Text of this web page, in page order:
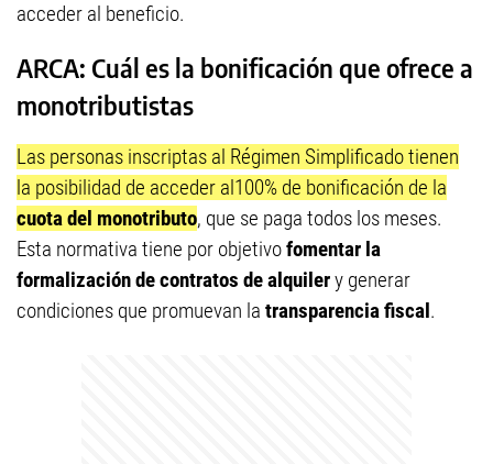
acceder al beneficio.
ARCA: Cuál es la bonificación que ofrece a
monotributistas
Las personas inscriptas al Régimen Simplificado tienen
la posibilidad de acceder al100% de bonificación de la
cuota del monotributo, que se paga todos los meses.
Esta normativa tiene por objetivofomentar la
formalización de contratos de alquilery generar
condiciones que promuevan la transparencia fiscal.